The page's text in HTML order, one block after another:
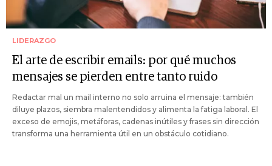
LIDERAZGO
El arte de escribir emails: por qué muchos
mensajes se pierden entre tanto ruido
Redactar mal un mail interno no solo arruina el mensaje: también
diluye plazos, siembra malentendidos y alimenta la fatiga laboral. El
exceso de emojis, metáforas, cadenas inútiles y frases sin dirección
transforma una herramienta útil en un obstáculo cotidiano.